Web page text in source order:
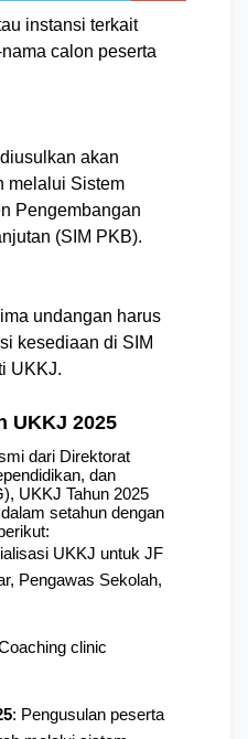
instansi terkait
calon peserta
akan
melalui Sistem
Pengembangan
(SIM PKB).
undangan harus
kesediaan di SIM
UKKJ.
UKKJ 2025
dari Direktorat
dan
UKKJ Tahun 2025
setahun dengan
UKKJ untuk JF
Pengawas Sekolah,
clinic
: Pengusulan peserta